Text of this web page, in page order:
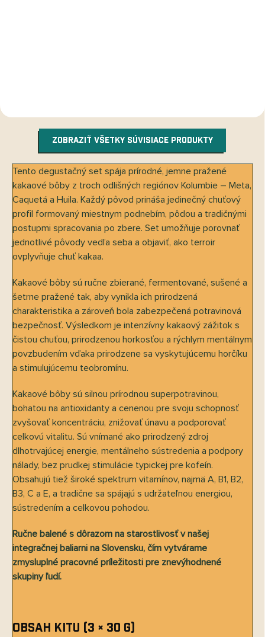
ZOBRAZIŤ VŠETKY SÚVISIACE PRODUKTY
Tento degustačný set spája prírodné, jemne pražené
kakaové bôby z troch odlišných regiónov Kolumbie – Meta,
Caquetá a Huila. Každý pôvod prináša jedinečný chuťový
profil formovaný miestnym podnebím, pôdou a tradičnými
postupmi spracovania po zbere. Set umožňuje porovnať
jednotlivé pôvody vedľa seba a objaviť, ako terroir
ovplyvňuje chuť kakaa.
Kakaové bôby sú ručne zbierané, fermentované, sušené a
šetrne pražené tak, aby vynikla ich prirodzená
charakteristika a zároveň bola zabezpečená potravinová
bezpečnosť. Výsledkom je intenzívny kakaový zážitok s
čistou chuťou, prirodzenou horkosťou a rýchlym mentálnym
povzbudením vďaka prirodzene sa vyskytujúcemu horčíku
a stimulujúcemu teobromínu.
Kakaové bôby sú silnou prírodnou superpotravinou,
bohatou na antioxidanty a cenenou pre svoju schopnosť
zvyšovať koncentráciu, znižovať únavu a podporovať
celkovú vitalitu. Sú vnímané ako prirodzený zdroj
dlhotrvajúcej energie, mentálneho sústredenia a podpory
nálady, bez prudkej stimulácie typickej pre kofeín.
Obsahujú tiež široké spektrum vitamínov, najmä A, B1, B2,
B3, C a E, a tradične sa spájajú s udržateľnou energiou,
sústredením a celkovou pohodou.
Ručne balené s dôrazom na starostlivosť v našej
integračnej baliarni na Slovensku, čím vytvárame
zmysluplné pracovné príležitosti pre znevýhodnené
skupiny ľudí.
Obsah kitu (3 × 30 g)